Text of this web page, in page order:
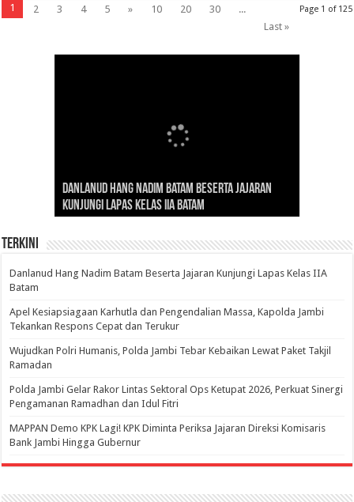
Page 1 of 125
1 2 3 4 5 » 10 20 30
...
Last »
Danlanud Hang Nadim Batam Beserta Jajaran
Kunjungi Lapas Kelas IIA Batam
Silaturahmi dan Reses Komite I DPD RI di Polda
Jambi Bahas Sinergitas Penanganan Narkotika
Edukasi Pembentukan Karakter Generasi
Penerus
Cepat Beroperasi Agar Bisa Layani Masyarakat
Penuhi Kebutuhannya
Nusantara: Ratu Wangsa, Wanita Berkelas
dengan Pengaruh Internasional
Terkini
Danlanud Hang Nadim Batam Beserta Jajaran Kunjungi Lapas Kelas IIA
Batam
Apel Kesiapsiagaan Karhutla dan Pengendalian Massa, Kapolda Jambi
Tekankan Respons Cepat dan Terukur
Wujudkan Polri Humanis, Polda Jambi Tebar Kebaikan Lewat Paket Takjil
Ramadan
Polda Jambi Gelar Rakor Lintas Sektoral Ops Ketupat 2026, Perkuat Sinergi
Pengamanan Ramadhan dan Idul Fitri
‎MAPPAN Demo KPK Lagi! KPK Diminta Periksa Jajaran Direksi Komisaris
Bank Jambi Hingga Gubernur ‎